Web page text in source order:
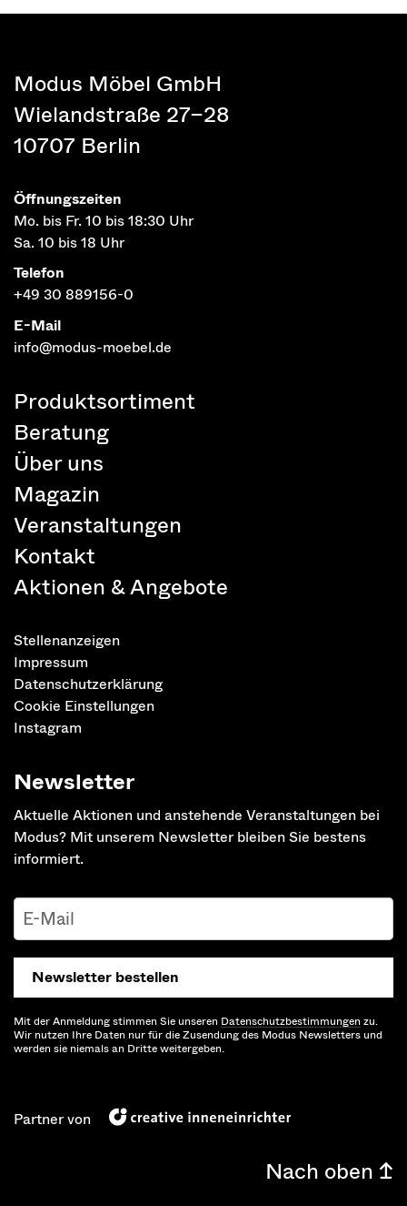
Modus Möbel GmbH
Wielandstraße 27–28
10707 Berlin
Öffnungszeiten
Mo. bis Fr. 10 bis 18:30 Uhr
Sa. 10 bis 18 Uhr
Telefon
+49 30 889156-0
E-Mail
info@modus-moebel.de
Produktsortiment
Beratung
Über uns
Magazin
Veranstaltungen
Kontakt
Aktionen & Angebote
Stellenanzeigen
Impressum
Datenschutzerklärung
Cookie Einstellungen
Instagram
Newsletter
Aktuelle Aktionen und anstehende Veranstaltungen bei
Modus? Mit unserem Newsletter bleiben Sie bestens
informiert.
Newsletter bestellen
Mit der Anmeldung stimmen Sie unseren Datenschutz­bestimmungen zu.
Wir nutzen Ihre Daten nur für die Zusendung des Modus Newsletters und
werden sie niemals an Dritte weitergeben.
Partner von
Nach oben ↥